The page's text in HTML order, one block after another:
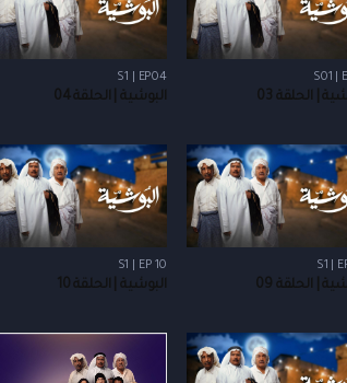
S01 |
| الحلقة 03
S1 | EP04
البوشية | الحلقة 04
S1 |
| الحلقة 09
S1 | EP 10
البوشية | الحلقة 10